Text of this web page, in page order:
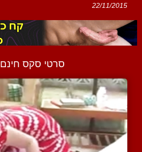
22/11/2015
סרטי סקס חינם